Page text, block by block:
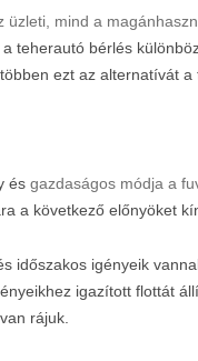
üzleti, mind a
teherautó bérlés
ezt az alternatívát a
és gazdaságos módja a
a következő előnyöket
időszakos igényeik
igazított flottát
rájuk.